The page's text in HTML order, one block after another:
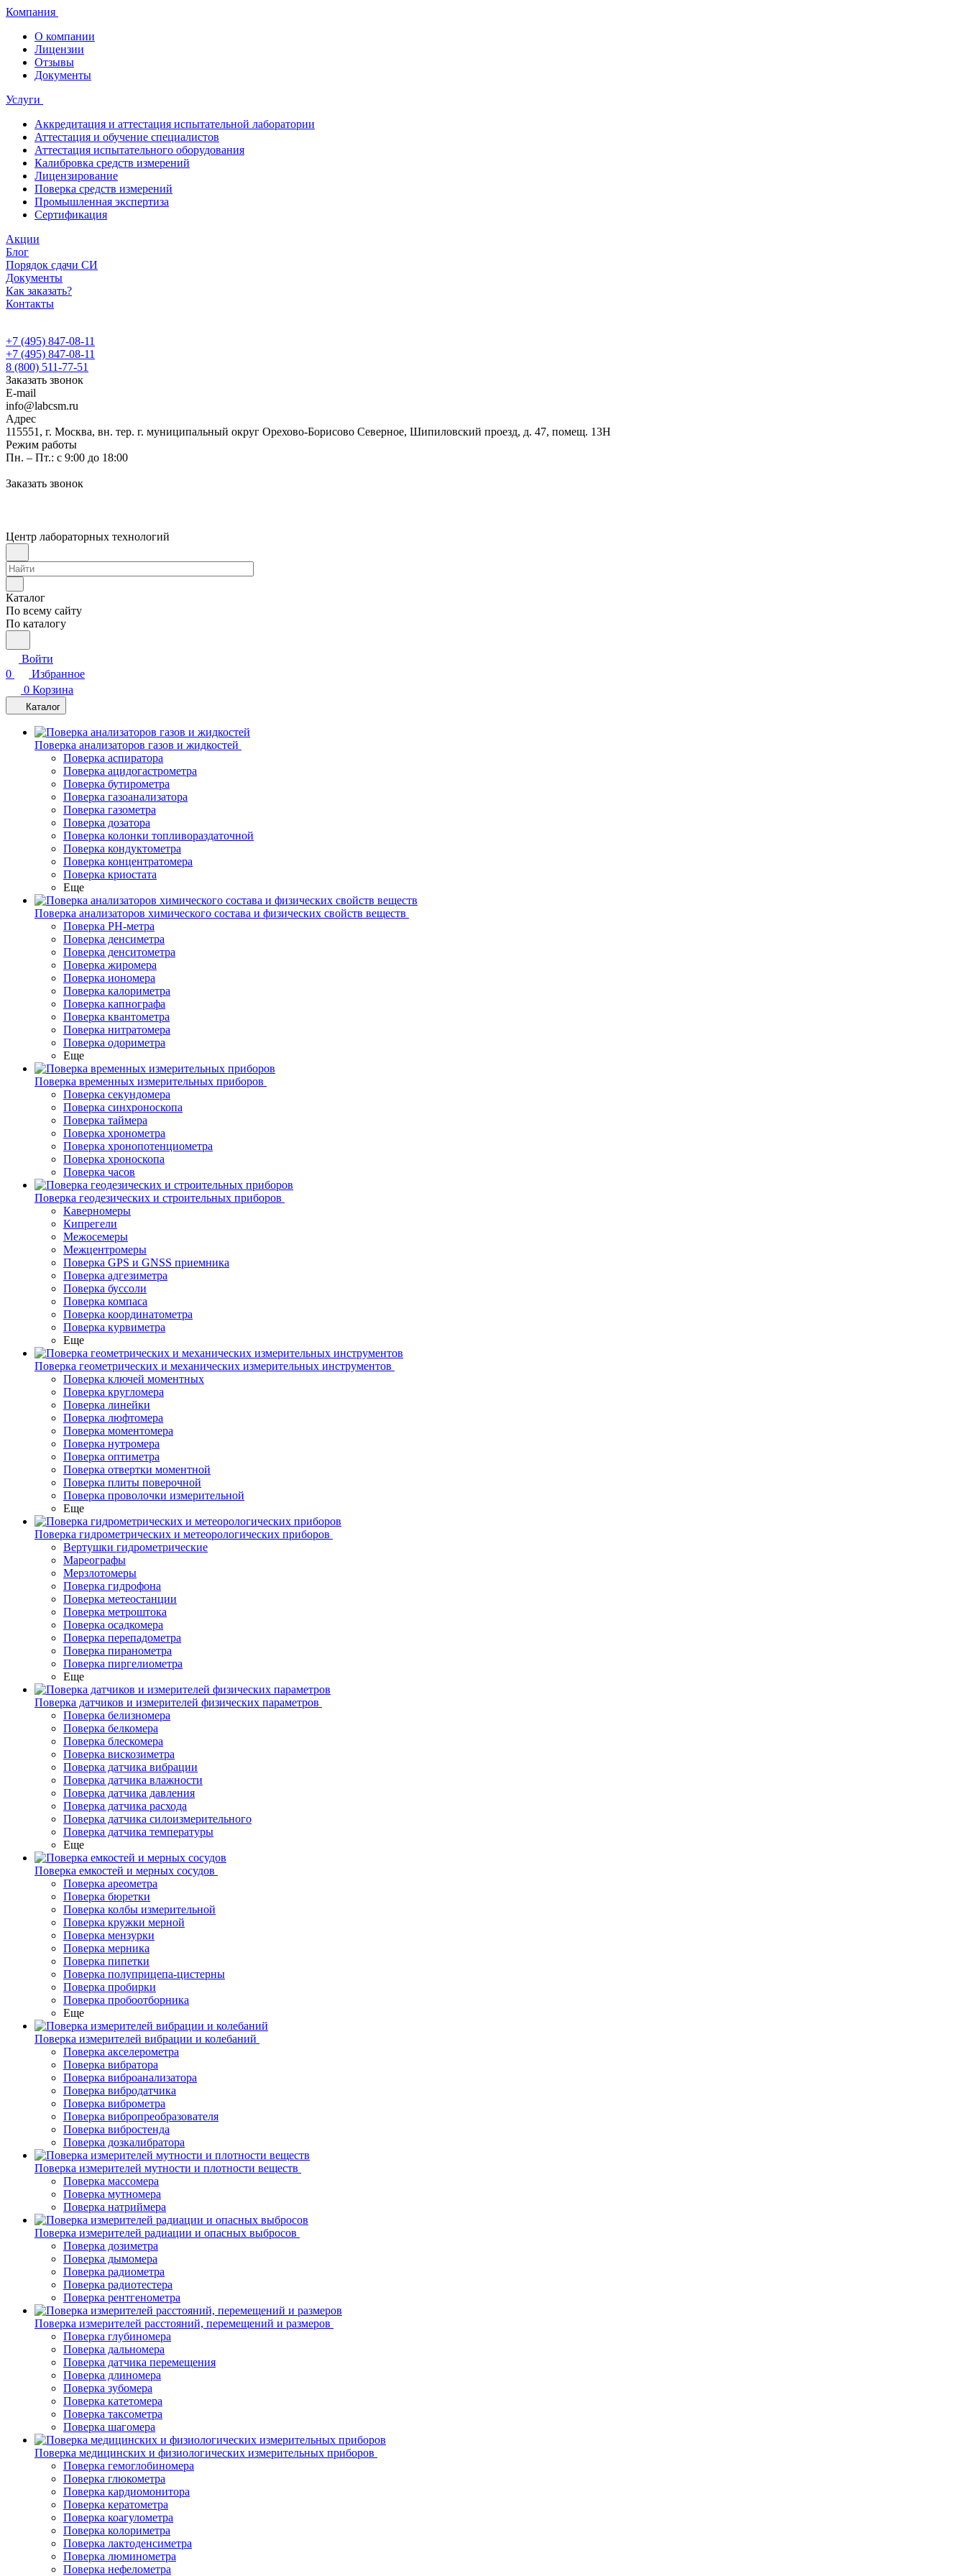
Компания
О компании
Лицензии
Отзывы
Документы
Услуги
Аккредитация и аттестация испытательной лаборатории
Аттестация и обучение специалистов
Аттестация испытательного оборудования
Калибровка средств измерений
Лицензирование
Поверка средств измерений
Промышленная экспертиза
Сертификация
Акции
Блог
Порядок сдачи СИ
Документы
Как заказать?
Контакты
+7 (495) 847-08-11
+7 (495) 847-08-11
8 (800) 511-77-51
Заказать звонок
E-mail
info@labcsm.ru
Адрес
115551, г. Москва, вн. тер. г. муниципальный округ Орехово-Борисово Северное, Шипиловский проезд, д. 47, помещ. 13Н
Режим работы
Пн. – Пт.: с 9:00 до 18:00
Заказать звонок
Центр лабораторных технологий
Каталог
По всему сайту
По каталогу
Войти
0
Избранное
0 Корзина
Каталог
Поверка анализаторов газов и жидкостей
Поверка аспиратора
Поверка ацидогастрометра
Поверка бутирометра
Поверка газоанализатора
Поверка газометра
Поверка дозатора
Поверка колонки топливораздаточной
Поверка кондуктометра
Поверка концентратомера
Поверка криостата
Еще
Поверка анализаторов химического состава и физических свойств веществ
Поверка PH-метра
Поверка денсиметра
Поверка денситометра
Поверка жиромера
Поверка иономера
Поверка калориметра
Поверка капнографа
Поверка квантометра
Поверка нитратомера
Поверка одориметра
Еще
Поверка временных измерительных приборов
Поверка секундомера
Поверка синхроноскопа
Поверка таймера
Поверка хронометра
Поверка хронопотенциометра
Поверка хроноскопа
Поверка часов
Поверка геодезических и строительных приборов
Каверномеры
Кипрегели
Межосемеры
Межцентромеры
Поверка GPS и GNSS приемника
Поверка адгезиметра
Поверка буссоли
Поверка компаса
Поверка координатометра
Поверка курвиметра
Еще
Поверка геометрических и механических измерительных инструментов
Поверка ключей моментных
Поверка кругломера
Поверка линейки
Поверка люфтомера
Поверка моментомера
Поверка нутромера
Поверка оптиметра
Поверка отвертки моментной
Поверка плиты поверочной
Поверка проволочки измерительной
Еще
Поверка гидрометрических и метеорологических приборов
Вертушки гидрометрические
Мареографы
Мерзлотомеры
Поверка гидрофона
Поверка метеостанции
Поверка метроштока
Поверка осадкомера
Поверка перепадометра
Поверка пиранометра
Поверка пиргелиометра
Еще
Поверка датчиков и измерителей физических параметров
Поверка белизномера
Поверка белкомера
Поверка блескомера
Поверка вискозиметра
Поверка датчика вибрации
Поверка датчика влажности
Поверка датчика давления
Поверка датчика расхода
Поверка датчика силоизмерительного
Поверка датчика температуры
Еще
Поверка емкостей и мерных сосудов
Поверка ареометра
Поверка бюретки
Поверка колбы измерительной
Поверка кружки мерной
Поверка мензурки
Поверка мерника
Поверка пипетки
Поверка полуприцепа-цистерны
Поверка пробирки
Поверка пробоотборника
Еще
Поверка измерителей вибрации и колебаний
Поверка акселерометра
Поверка вибратора
Поверка виброанализатора
Поверка вибродатчика
Поверка виброметра
Поверка вибропреобразователя
Поверка вибростенда
Поверка дозкалибратора
Поверка измерителей мутности и плотности веществ
Поверка массомера
Поверка мутномера
Поверка натриймера
Поверка измерителей радиации и опасных выбросов
Поверка дозиметра
Поверка дымомера
Поверка радиометра
Поверка радиотестера
Поверка рентгенометра
Поверка измерителей расстояний, перемещений и размеров
Поверка глубиномера
Поверка дальномера
Поверка датчика перемещения
Поверка длиномера
Поверка зубомера
Поверка катетомера
Поверка таксометра
Поверка шагомера
Поверка медицинских и физиологических измерительных приборов
Поверка гемоглобиномера
Поверка глюкометра
Поверка кардиомонитора
Поверка кератометра
Поверка коагулометра
Поверка колориметра
Поверка лактоденсиметра
Поверка люминометра
Поверка нефелометра